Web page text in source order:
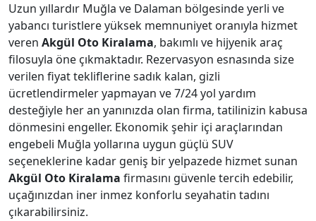
Uzun yıllardır Muğla ve Dalaman bölgesinde yerli ve
yabancı turistlere yüksek memnuniyet oranıyla hizmet
veren Akgül Oto Kiralama, bakımlı ve hijyenik araç
filosuyla öne çıkmaktadır. Rezervasyon esnasında size
verilen fiyat tekliflerine sadık kalan, gizli
ücretlendirmeler yapmayan ve 7/24 yol yardım
desteğiyle her an yanınızda olan firma, tatilinizin kabusa
dönmesini engeller. Ekonomik şehir içi araçlarından
engebeli Muğla yollarına uygun güçlü SUV
seçeneklerine kadar geniş bir yelpazede hizmet sunan
Akgül Oto Kiralama firmasını güvenle tercih edebilir,
uçağınızdan iner inmez konforlu seyahatin tadını
çıkarabilirsiniz.